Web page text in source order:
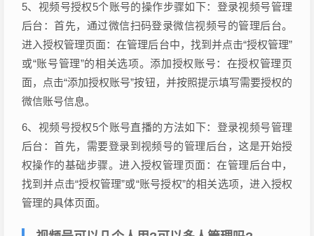
5、视频号授权5个账号的操作步骤如下：登录视频号管理
后台：首先，通过微信扫码登录微信视频号的管理后台。
进入授权管理页面：在管理后台中，找到并点击“授权管理”
或“账号管理”的相关选项。添加授权账号：在授权管理页
面，点击“添加授权账号”按钮，并按照提示填写需要授权的
微信账号信息。
6、视频号授权5个账号直播的方法如下：登录视频号管理
后台：首先，需要登录到视频号的管理后台，这是开始授
权操作的基础步骤。进入授权管理页面：在管理后台中，
找到并点击“授权管理”或“账号授权”的相关选项，进入授权
管理的具体页面。